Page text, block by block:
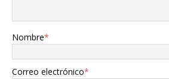
Nombre*
Correo electrónico*